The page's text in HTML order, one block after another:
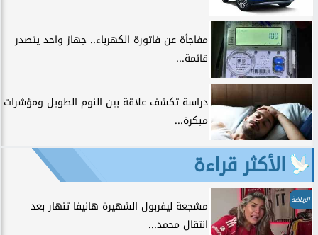
مفاجأة عن فاتورة الكهرباء.. جهاز واحد يتصدر
قائمة...
دراسة تكشف علاقة بين النوم الطويل ومؤشرات
مبكرة...
الأكثر قراءة
الرياضة
مشجعة ليفربول الشهيرة هانيفا تنهار بعد
انتقال محمد...